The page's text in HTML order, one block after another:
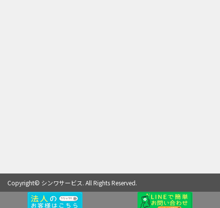
Copyright© シンワサービス. All Rights Reserved.